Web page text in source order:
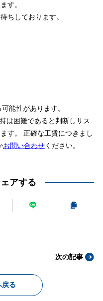
す。
ちしております。
能性があります。
は困難であると判断しサス
す。 正確な工賃につきまし
お問い合わせください。
アする
戻る
次の記事